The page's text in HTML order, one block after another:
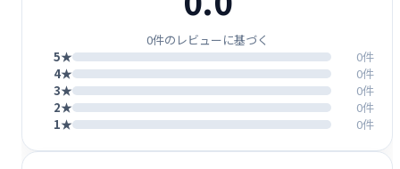
0件のレビューに基づく
5★
0件
4★
0件
3★
0件
2★
0件
1★
0件